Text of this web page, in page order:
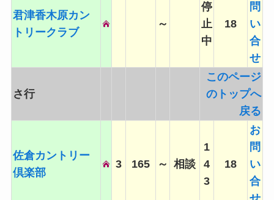
君津香木原カン
トリークラブ
～
停
止
中
18
問
い
合
せ
さ行
このページ
のトップへ
戻る
佐倉カントリー
倶楽部
3 165 ～ 相談
1
4
3
18
お
問
い
合